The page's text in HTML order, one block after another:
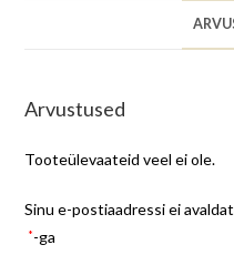
Arvustused
Tooteülevaateid veel ei ole.
Sinu e-postiaadressi ei
*-ga